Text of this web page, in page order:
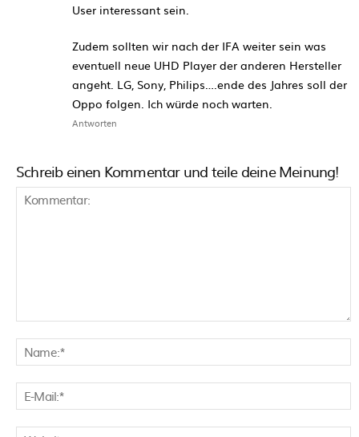
User interessant sein.
Zudem sollten wir nach der IFA weiter sein was
eventuell neue UHD Player der anderen Hersteller
angeht. LG, Sony, Philips….ende des Jahres soll der
Oppo folgen. Ich würde noch warten.
Antworten
Schreib einen Kommentar und teile deine Meinung!